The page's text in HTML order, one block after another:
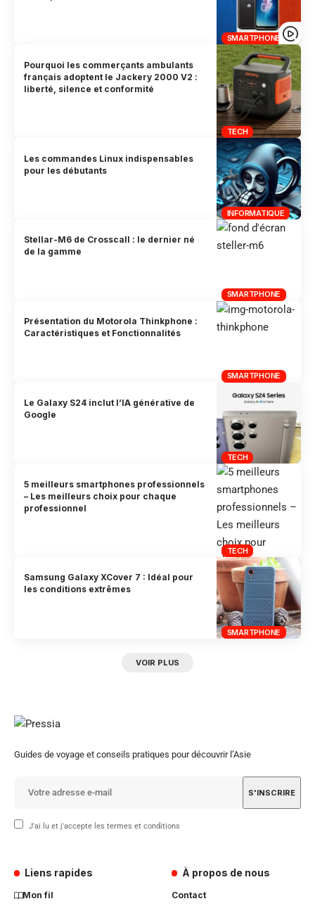
SMARTPHONE
TECH
Pourquoi les commerçants ambulants
français adoptent le Jackery 2000 V2 :
liberté, silence et conformité
INFORMATIQUE
Les commandes Linux indispensables
pour les débutants
SMARTPHONE
Stellar-M6 de Crosscall : le dernier né
de la gamme
SMARTPHONE
Présentation du Motorola Thinkphone :
Caractéristiques et Fonctionnalités
TECH
Le Galaxy S24 inclut l’IA générative de
Google
TECH
5 meilleurs smartphones professionnels
– Les meilleurs choix pour chaque
professionnel
SMARTPHONE
Samsung Galaxy XCover 7 : Idéal pour
les conditions extrêmes
VOIR PLUS
Guides de voyage et conseils pratiques pour découvrir l’Asie
J'ai lu et j'accepte les termes et conditions
Liens rapides
Mon fil
À propos de nous
Contact